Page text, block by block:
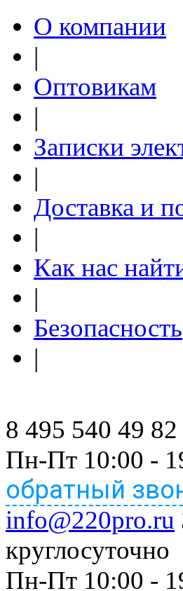
О компании
|
Оптовикам
|
Записки
|
Доставка и
|
Как нас
|
Безопасность
|
8 495 540 49 82
Пн-Пт 10:00 -
обратный
info@220pro.ru
круглосуточно
Пн-Пт 10:00 -